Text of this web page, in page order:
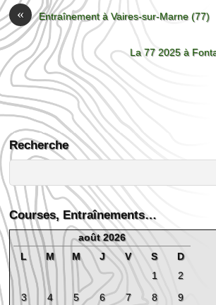
« Entraînement à Vaires-sur-Marne (77)
La 77 2025 à
Recherche
Courses, Entraînements…
août 2026
L
M M J V S
D
1
2
3
4 5 6 7 8
9